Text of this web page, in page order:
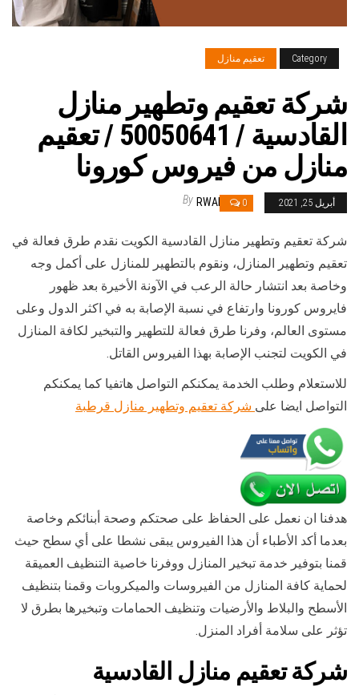
Category تعقيم منازل
شركة تعقيم وتطهير منازل
القادسية / 50050641 / تعقيم
منازل من فيروس كورونا
أبريل 25, 2021 0
By RWAN
شركة تعقيم وتطهير منازل القادسية الكويت نقدم طرق فعالة في
تعقيم وتطهير المنازل، ونقوم بالتطهير للمنازل على أكمل وجه
وخاصة بعد انتشار حالة الرعب في الآونة الأخيرة بعد ظهور
فايروس كورونا وارتفاع في نسبة الإصابة به في اكثر الدول وعلى
مستوى العالم، وفرنا طرق فعالة للتطهير والتبخير لكافة المنازل
في الكويت لتجنب الإصابة بهذا الفيروس القاتل.
للاستعلام وطلب الخدمة يمكنكم التواصل هاتفيا كما يمكنكم
التواصل ايضا على شركة تعقيم وتطهير منازل قرطبة
هدفنا ان نعمل على الحفاظ على صحتكم وصحة أبنائكم وخاصة
بعدما أكد الأطباء أن هذا الفيروس يبقى نشطا على أي سطح حيث
قمنا بتوفير خدمة تبخير المنازل ووفرنا خاصية التنظيف العميقة
لحماية كافة المنازل من الفيروسات والميكروبات وقمنا بتنظيف
الأسطح والبلاط والأرضيات وتنظيف الحمامات وتبخيرها بطرق لا
تؤثر على سلامة أفراد المنزل.
شركة تعقيم منازل القادسية